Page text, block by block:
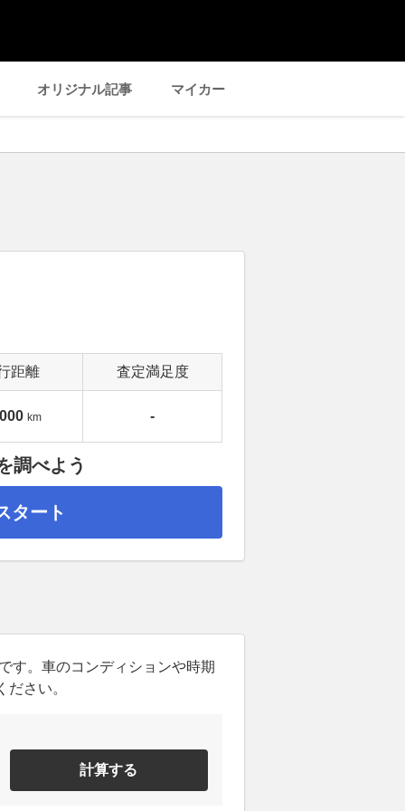
オリジナル記事 マイカー
距離 査定満足度
km -
調べよう
タート
す。車のコンディションや時期
さい。
計算する